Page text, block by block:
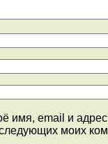
имя, email и адрес
моих